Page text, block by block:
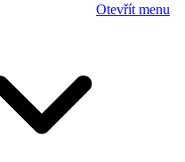
Otevřít menu